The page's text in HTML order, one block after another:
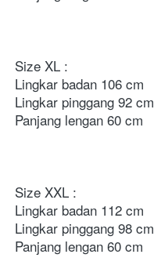
Size XL :
Lingkar badan 106 cm
Lingkar pinggang 92 cm
Panjang lengan 60 cm
Size XXL :
Lingkar badan 112 cm
Lingkar pinggang 98 cm
Panjang lengan 60 cm